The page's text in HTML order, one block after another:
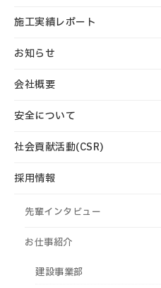
施工実績レポート
お知らせ
会社概要
安全について
社会貢献活動(CSR)
採用情報
先輩インタビュー
お仕事紹介
建設事業部